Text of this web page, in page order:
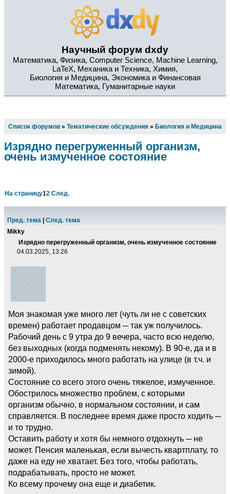
Научный форум dxdy
Математика, Физика, Computer Science, Machine Learning,
LaTeX, Механика и Техника, Химия,
Биология и Медицина, Экономика и Финансовая
Математика, Гуманитарные науки
Список форумов » Тематические обсуждения » Биология и Медицина
Изрядно перегруженный организм,
очень измученное состояние
На страницу12 След.
Пред. тема
След. тема
Mikky
Изрядно перегруженный организм, очень измученное состояние
04.03.2025, 13:26
Моя знакомая уже много лет (чуть ли не с советских
времен) работает продавцом ─ так уж получилось.
Рабочий день с 9 утра до 9 вечера, часто всю неделю,
без выходных (когда подменять некому). В 90-е, да и в
2000-е приходилось много работать на улице (в т.ч. и
зимой).
Состояние со всего этого очень тяжелое, измученное.
Обострилось множество проблем, с которыми
организм обычно, в нормальном состоянии, и сам
справляется. В последнее время даже просто ходить ─
и то трудно.
Оставить работу и хотя бы немного отдохнуть ─ не
может. Пенсия маленькая, если вычесть квартплату, то
даже на еду не хватает. Без того, чтобы работать,
подрабатывать, просто не может.
Ко всему прочему она еще и диабетик.